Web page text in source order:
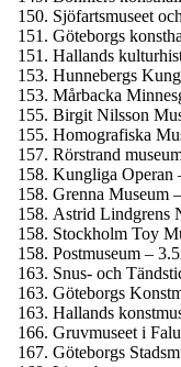
Sjöfartsmuseet
Göteborgs
Hallands
Hunnebergs
Mårbacka
Birgit Nilsson
Homografiska
Rörstrand
Kungliga Operan
Grenna Museum
Astrid Lindgrens
Stockholm Toy
Postmuseum –
Snus- och
Göteborgs
Hallands
Gruvmuseet i
Göteborgs